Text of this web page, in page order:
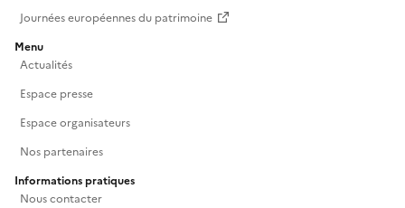
Journées européennes du patrimoine
Menu
Actualités
Espace presse
Espace organisateurs
Nos partenaires
Informations pratiques
Nous contacter